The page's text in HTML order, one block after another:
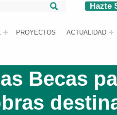
PROYECTOS ACTUALIDAD
Hazte
Becas